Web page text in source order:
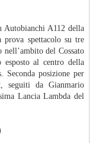
Autobianchi A112 della
prova spettacolo su tre
del Cossato
esposto al centro della
Seconda posizione per
seguiti da Gianmario
Lancia Lambda del